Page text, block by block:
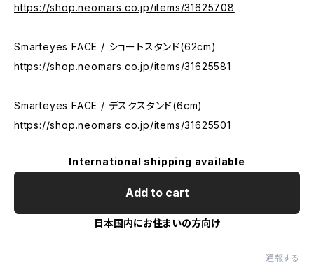
https://shop.neomars.co.jp/items/31625708
Smarteyes FACE / ショートスタンド(62cm)
https://shop.neomars.co.jp/items/31625581
Smarteyes FACE / デスクスタンド(6cm)
https://shop.neomars.co.jp/items/31625501
International shipping available
Add to cart
日本国内にお住まいの方向け
通報する